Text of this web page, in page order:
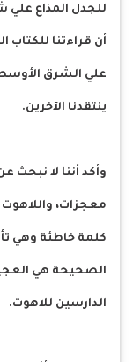
للجدل المذاع
أن قراءتنا للكتاب
علي الشرق
ينتقدنا الآخرين.
وأكد أننا لا
معجزات،
كلمة خاطئة وهي
الصحيحة هي
الدارسين للاهوت.